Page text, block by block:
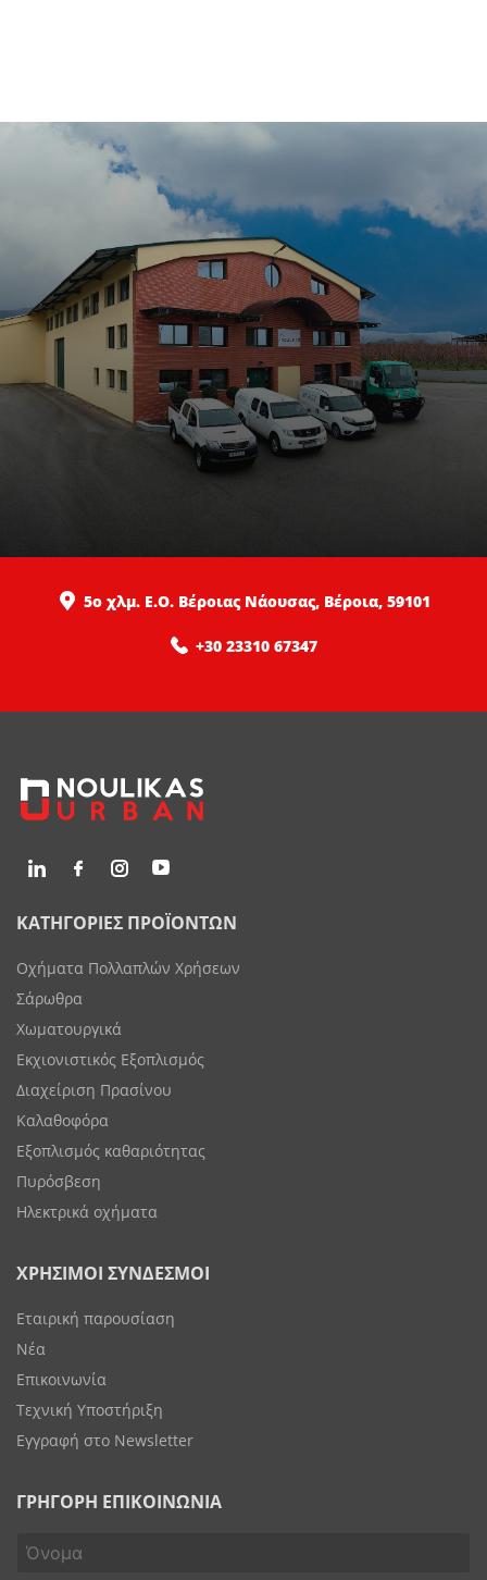
5ο χλμ. Ε.Ο. Βέροιας Νάουσας, Βέροια, 59101
+30 23310 67347
ΚΑΤΗΓΟΡΙΕΣ ΠΡΟΪΟΝΤΩΝ
Οχήματα Πολλαπλών Χρήσεων
Σάρωθρα
Χωματουργικά
Εκχιονιστικός Εξοπλισμός
Διαχείριση Πρασίνου
Καλαθοφόρα
Εξοπλισμός καθαριότητας
Πυρόσβεση
Ηλεκτρικά οχήματα
ΧΡΗΣΙΜΟΙ ΣΥΝΔΕΣΜΟΙ
Εταιρική παρουσίαση
Νέα
Επικοινωνία
Τεχνική Υποστήριξη
Εγγραφή στο Newsletter
ΓΡΗΓΟΡΗ ΕΠΙΚΟΙΝΩΝΙΑ